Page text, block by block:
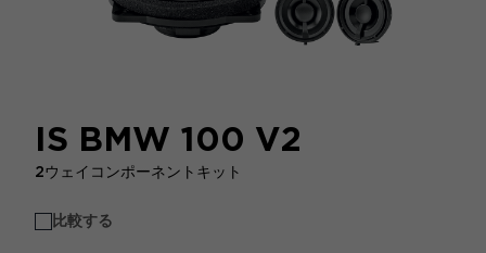
IS BMW 100 V2
2ウェイコンポーネントキット
比較する